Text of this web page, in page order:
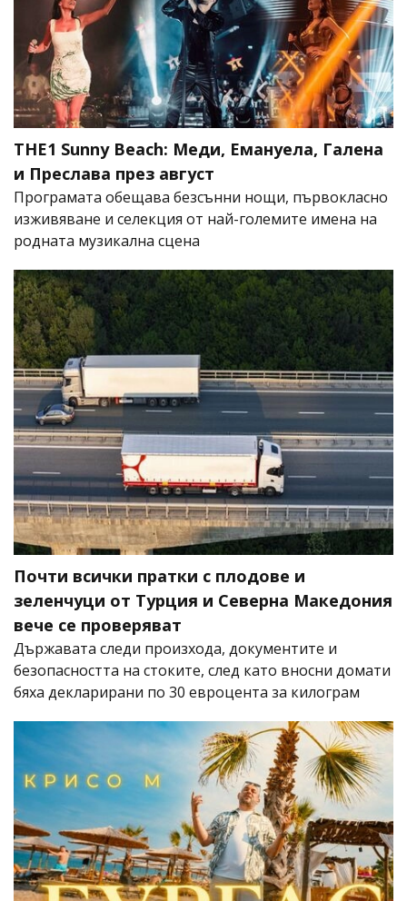
THE1 Sunny Beach: Меди, Емануела, Галена
и Преслава през август
Програмата обещава безсънни нощи, първокласно
изживяване и селекция от най-големите имена на
родната музикална сцена
Почти всички пратки с плодове и
зеленчуци от Турция и Северна Македония
вече се проверяват
Държавата следи произхода, документите и
безопасността на стоките, след като вносни домати
бяха декларирани по 30 евроцента за килограм